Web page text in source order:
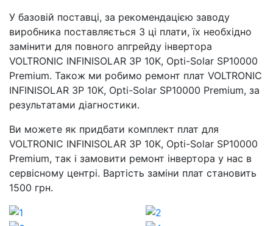
У базовій поставці, за рекомендацією заводу
виробника поставляється 3 ці плати, їх необхідно
замінити для повного апгрейду інвертора
VOLTRONIC INFINISOLAR 3Р 10K, Opti-Solar SP10000
Premium. Також ми робимо ремонт плат VOLTRONIC
INFINISOLAR 3Р 10K, Opti-Solar SP10000 Premium, за
результатами діагностики.
Ви можете як придбати комплект плат для
VOLTRONIC INFINISOLAR 3Р 10K, Opti-Solar SP10000
Premium, так і замовити ремонт інвертора у нас в
сервісному центрі. Вартість заміни плат становить
1500 грн.